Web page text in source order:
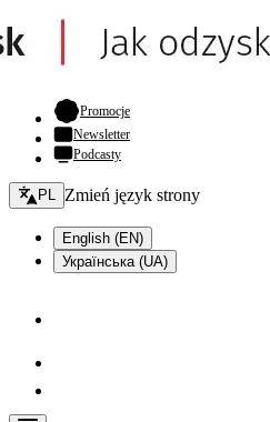
Promocje- otwiera się w nowej karcie
Newsletter
Podcasty
Zmień język - bieżący:
PL Zmień język strony
English (EN)
Українська (UA)